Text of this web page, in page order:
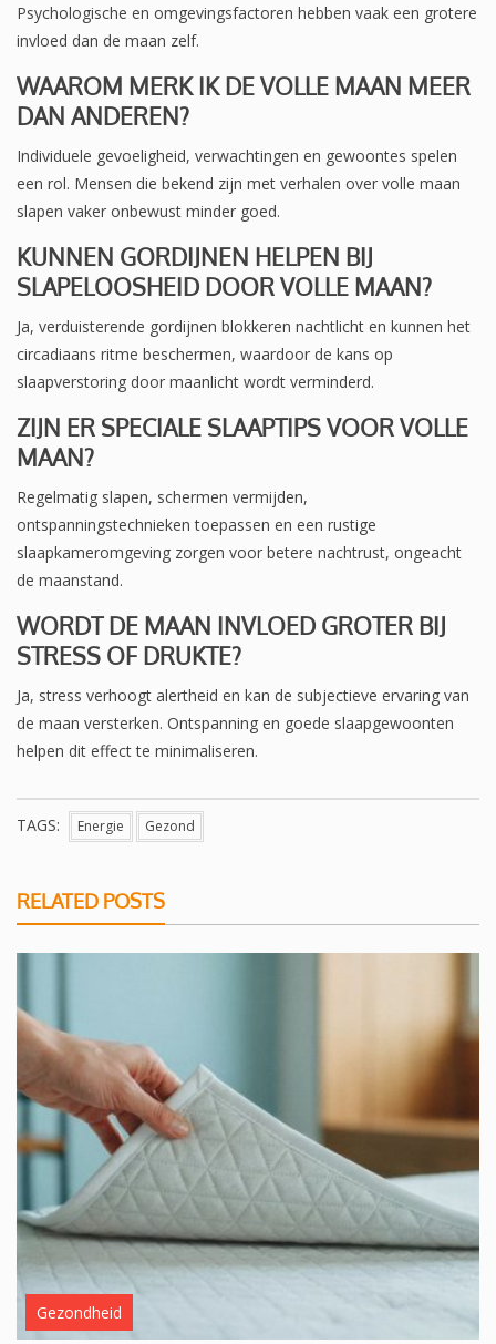
Psychologische en omgevingsfactoren hebben vaak een grotere
invloed dan de maan zelf.
WAAROM MERK IK DE VOLLE MAAN MEER
DAN ANDEREN?
Individuele gevoeligheid, verwachtingen en gewoontes spelen
een rol. Mensen die bekend zijn met verhalen over volle maan
slapen vaker onbewust minder goed.
KUNNEN GORDIJNEN HELPEN BIJ
SLAPELOOSHEID DOOR VOLLE MAAN?
Ja, verduisterende gordijnen blokkeren nachtlicht en kunnen het
circadiaans ritme beschermen, waardoor de kans op
slaapverstoring door maanlicht wordt verminderd.
ZIJN ER SPECIALE SLAAPTIPS VOOR VOLLE
MAAN?
Regelmatig slapen, schermen vermijden,
ontspanningstechnieken toepassen en een rustige
slaapkameromgeving zorgen voor betere nachtrust, ongeacht
de maanstand.
WORDT DE MAAN INVLOED GROTER BIJ
STRESS OF DRUKTE?
Ja, stress verhoogt alertheid en kan de subjectieve ervaring van
de maan versterken. Ontspanning en goede slaapgewoonten
helpen dit effect te minimaliseren.
TAGS: Energie Gezond
RELATED POSTS
Gezondheid